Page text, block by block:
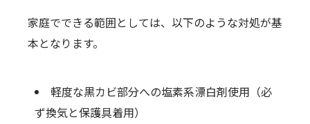
家庭でできる範囲としては、以下のような対処が基
本となります。
軽度な黒カビ部分への塩素系漂白剤使用（必
ず換気と保護具着用）